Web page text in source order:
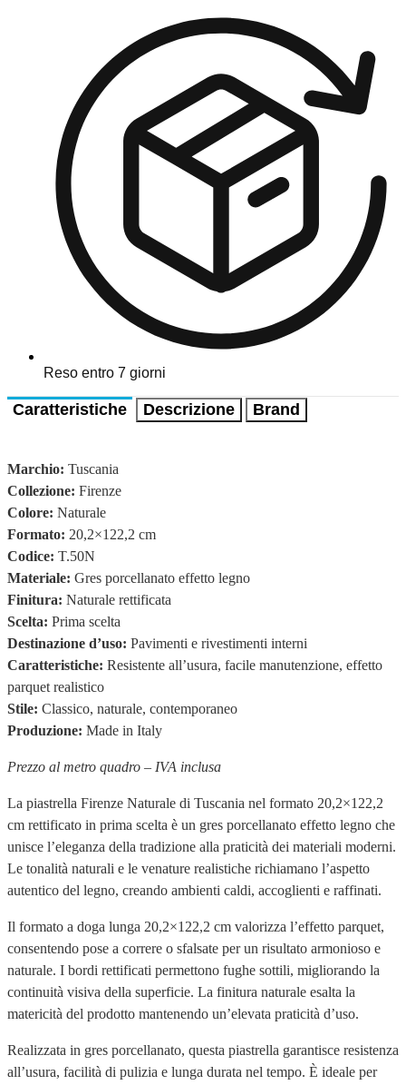
Reso entro 7 giorni
Caratteristiche Descrizione Brand
Marchio: Tuscania
Collezione: Firenze
Colore: Naturale
Formato: 20,2×122,2 cm
Codice: T.50N
Materiale: Gres porcellanato effetto legno
Finitura: Naturale rettificata
Scelta: Prima scelta
Destinazione d’uso: Pavimenti e rivestimenti interni
Caratteristiche: Resistente all’usura, facile manutenzione, effetto
parquet realistico
Stile: Classico, naturale, contemporaneo
Produzione: Made in Italy
Prezzo al metro quadro – IVA inclusa
La piastrella Firenze Naturale di Tuscania nel formato 20,2×122,2
cm rettificato in prima scelta è un gres porcellanato effetto legno che
unisce l’eleganza della tradizione alla praticità dei materiali moderni.
Le tonalità naturali e le venature realistiche richiamano l’aspetto
autentico del legno, creando ambienti caldi, accoglienti e raffinati.
Il formato a doga lunga 20,2×122,2 cm valorizza l’effetto parquet,
consentendo pose a correre o sfalsate per un risultato armonioso e
naturale. I bordi rettificati permettono fughe sottili, migliorando la
continuità visiva della superficie. La finitura naturale esalta la
matericità del prodotto mantenendo un’elevata praticità d’uso.
Realizzata in gres porcellanato, questa piastrella garantisce resistenza
all’usura, facilità di pulizia e lunga durata nel tempo. È ideale per